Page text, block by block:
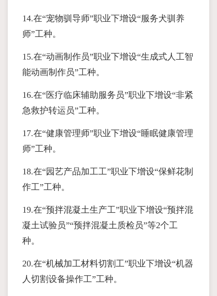
14.在“宠物驯导师”职业下增设“服务犬驯养
师”工种。
15.在“动画制作员”职业下增设“生成式人工智
能动画制作员”工种。
16.在“医疗临床辅助服务员”职业下增设“非紧
急救护转运员”工种。
17.在“健康管理师”职业下增设“睡眠健康管理
师”工种。
18.在“园艺产品加工工”职业下增设“保鲜花制
作工”工种。
19.在“预拌混凝土生产工”职业下增设“预拌混
凝土试验员”“预拌混凝土质检员”等2个工
种。
20.在“机械加工材料切割工”职业下增设“机器
人切割设备操作工”工种。